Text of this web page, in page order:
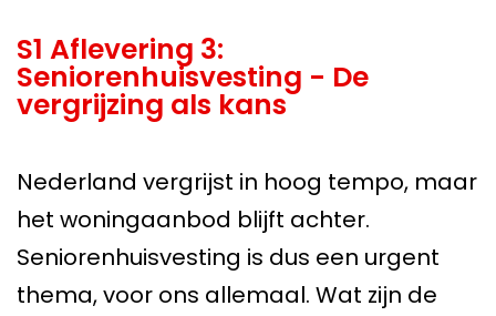
S1 Aflevering 3:
Seniorenhuisvesting - De
vergrijzing als kans
Nederland vergrijst in hoog tempo, maar
het woningaanbod blijft achter.
Seniorenhuisvesting is dus een urgent
thema, voor ons allemaal. Wat zijn de